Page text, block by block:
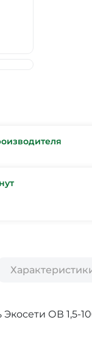
ОВ 1,5-